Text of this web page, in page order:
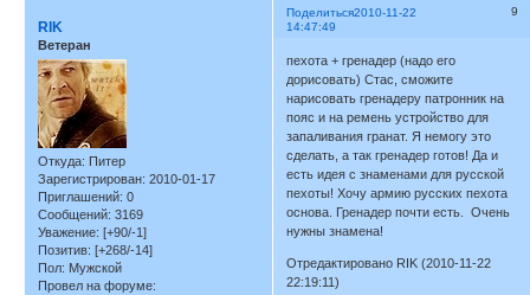
Поделиться 9
2010-11-22
14:47:49
RIK
Ветеран
Откуда: Питер
Зарегистрирован: 2010-01-17
Приглашений: 0
Сообщений: 3169
Уважение: [+90/-1]
Позитив: [+268/-14]
Пол: Мужской
Провел на форуме:
пехота + гренадер (надо его
дорисовать) Стас, сможите
нарисовать гренадеру патронник на
пояс и на ремень устройство для
запаливания гранат. Я немогу это
сделать, а так гренадер готов! Да и
есть идея с знаменами для русской
пехоты! Хочу армию русских пехота
основа. Гренадер почти есть. Очень
нужны знамена!
Отредактировано RIK (2010-11-22
22:19:11)